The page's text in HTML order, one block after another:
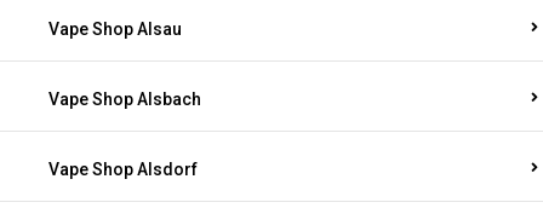
Vape Shop Alsau
Vape Shop Alsbach
Vape Shop Alsdorf